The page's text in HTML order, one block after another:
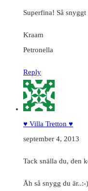
Superfina! Så
Kraam
Petronella
Reply
♥ Villa Tretton ♥
september 4, 2013
Tack snälla du, den
Åh så snygg du är..:-)